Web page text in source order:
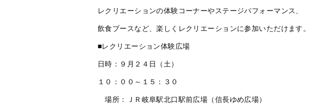
レクリエーションの体験コーナーやステージパフォーマンス、
飲食ブースなど、楽しくレクリエーションに参加いただけます。
■レクリエーション体験広場
日時：９月２４日（土）
１０：００～１５：３０
場所：ＪＲ岐阜駅北口駅前広場（信長ゆめ広場）